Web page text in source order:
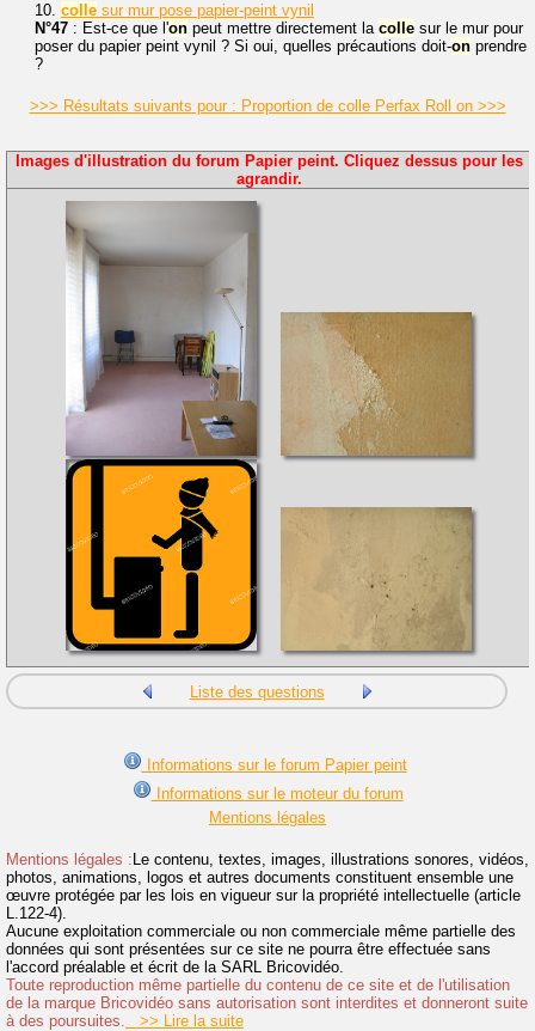
10. colle sur mur pose papier-peint vynil
N°47 : Est-ce que l'on peut mettre directement la colle sur le mur pour
poser du papier peint vynil ? Si oui, quelles précautions doit-on prendre
?
>>> Résultats suivants pour : Proportion de colle Perfax Roll on >>>
Images d'illustration du forum Papier peint. Cliquez dessus pour les
agrandir.
Liste des questions
Informations sur le forum Papier peint
Informations sur le moteur du forum
Mentions légales
Mentions légales : Le contenu, textes, images, illustrations sonores, vidéos,
photos, animations, logos et autres documents constituent ensemble une
œuvre protégée par les lois en vigueur sur la propriété intellectuelle (article
L.122-4).
Aucune exploitation commerciale ou non commerciale même partielle des
données qui sont présentées sur ce site ne pourra être effectuée sans
l'accord préalable et écrit de la SARL Bricovidéo.
Toute reproduction même partielle du contenu de ce site et de l'utilisation
de la marque Bricovidéo sans autorisation sont interdites et donneront suite
à des poursuites. >> Lire la suite